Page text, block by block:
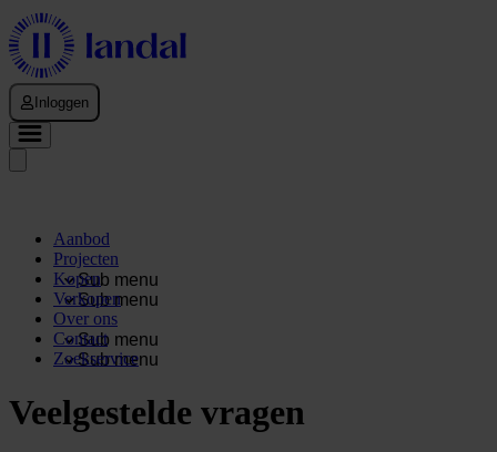
Inloggen
Aanbod
Projecten
Sub menu
Kopen
Sub menu
Verkopen
Over ons
Sub menu
Contact
Sub menu
Zoekservice
Veelgestelde vragen